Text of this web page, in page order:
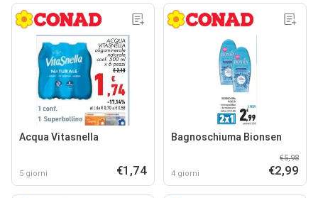
Acqua Vitasnella
5 giorni €1,74
Bagnoschiuma Bionsen
4 giorni
€5,98
€2,99